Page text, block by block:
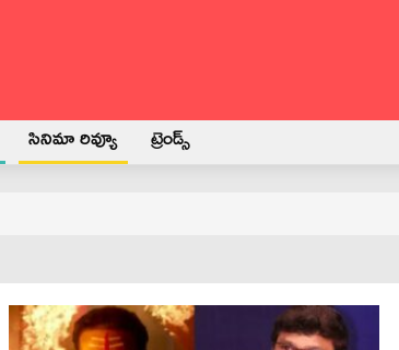
సినిమా రివ్యూ ట్రెండ్స్